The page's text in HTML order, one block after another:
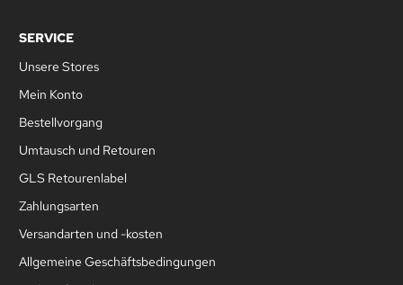
SERVICE
Unsere Stores
Mein Konto
Bestellvorgang
Umtausch und Retouren
GLS Retourenlabel
Zahlungsarten
Versandarten und -kosten
Allgemeine Geschäftsbedingungen